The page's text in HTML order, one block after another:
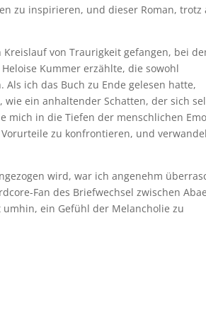
zu inspirieren, und dieser Roman, trotz
von Traurigkeit gefangen, bei
Kummer erzählte, die sowohl
ich das Buch zu Ende gelesen hatte,
ein anhaltender Schatten, der sich
mich in die Tiefen der menschlichen
zu konfrontieren, und
wird, war ich angenehm
Fan des Briefwechsel zwischen
ein Gefühl der Melancholie zu